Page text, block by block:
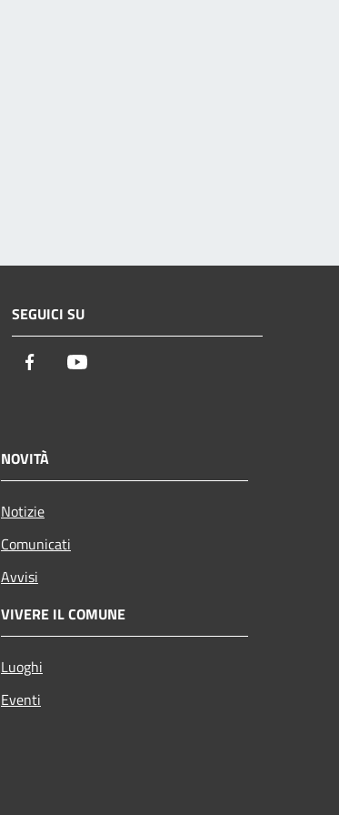
SEGUICI SU
Facebook
NOVITÀ
Notizie
Comunicati
Avvisi
VIVERE IL COMUNE
Luoghi
Eventi